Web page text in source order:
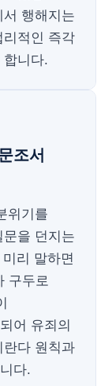
행해지는
리적인 즉각
합니다.
조서
위기를
을 던지는
리 말하면
구두로
어 유죄의
란다 원칙과
다.